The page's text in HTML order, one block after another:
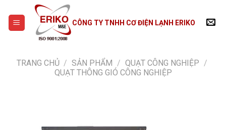
content
CÔNG TY TNHH CƠ ĐIỆN LẠNH ERIKO
TRANG CHỦ / SẢN PHẨM / QUẠT CÔNG NGHIỆP /
QUẠT THÔNG GIÓ CÔNG NGHIỆP